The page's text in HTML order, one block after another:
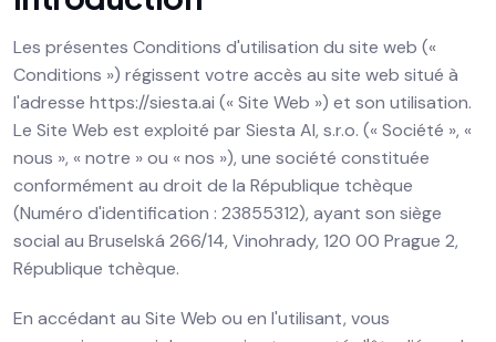
Les présentes Conditions d'utilisation du site web («
Conditions ») régissent votre accès au site web situé à
l'adresse https://siesta.ai (« Site Web ») et son utilisation.
Le Site Web est exploité par Siesta AI, s.r.o. (« Société », «
nous », « notre » ou « nos »), une société constituée
conformément au droit de la République tchèque
(Numéro d'identification : 23855312), ayant son siège
social au Bruselská 266/14, Vinohrady, 120 00 Prague 2,
République tchèque.
En accédant au Site Web ou en l'utilisant, vous